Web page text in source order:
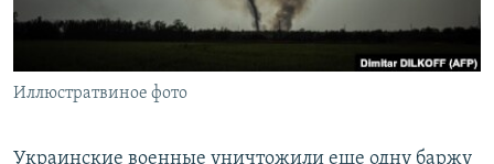
ПОБЕДИТЕЛЕЙ НЕ СУДЯТ?
ELIFBE
ПРИСОЕДИНЯЙТЕСЬ!
Иллюстратвиное фото
Украинские военные уничтожили еще одну баржу